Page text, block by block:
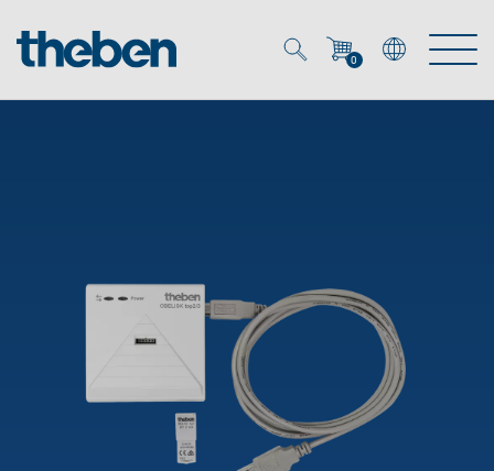
0
Ansprechpartner OEM
OEM-Referenzen
Zeit- und Lichtsteuerung
DALI-2 Lichtsteuerung